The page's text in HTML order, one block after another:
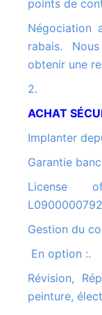
points de
Négociation avec le vendeur afin d'obtenir un
rabais.
obtenir une
2.
ACHAT
Implanter
Garantie
License officielle de garage (RN:
Gestion du
En option :.
Révision, Réparation du véhicule (carrosserie,
peinture,